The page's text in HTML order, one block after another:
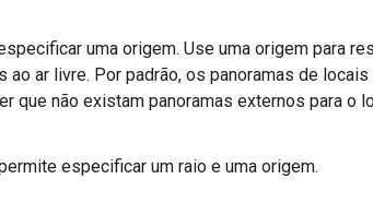
uma origem. Use uma origem para
ar livre. Por padrão, os panoramas de
que não existam panoramas externos para o
especificar um raio e uma origem.